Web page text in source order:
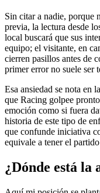
Sin citar a nadie, porque
previa, la lectura desde
local buscará que sus
equipo; el visitante, en
cierren pasillos antes de
primer error no suele ser
Esa ansiedad se nota en
que Racing golpee
emoción como si fuera
historia de este tipo de
que confunde iniciativa
equivale a tener el
¿Dónde está la